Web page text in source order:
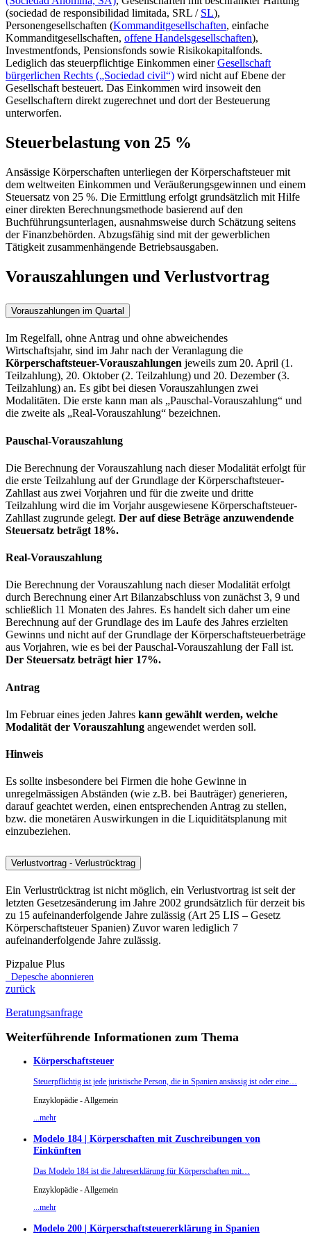
(sociedad de responsibilidad limitada, SRL / SL),
Personengesellschaften (Kommanditgesellschaften, einfache
Kommanditgesellschaften, offene Handelsgesellschaften),
Investmentfonds, Pensionsfonds sowie Risikokapitalfonds.
Lediglich das steuerpflichtige Einkommen einerGesellschaft
bürgerlichen Rechts („Sociedad civil“) wird nicht auf Ebene der
Gesellschaft besteuert. Das Einkommen wird insoweit den
Gesellschaftern direkt zugerechnet und dort der Besteuerung
unterworfen.
Steuerbelastung von 25 %
Ansässige Körperschaften unterliegen der Körperschaftsteuer mit
dem weltweiten Einkommen und Veräußerungsgewinnen und einem
Steuersatz von 25 %. Die Ermittlung erfolgt grundsätzlich mit Hilfe
einer direkten Berechnungsmethode basierend auf den
Buchführungsunterlagen, ausnahmsweise durch Schätzung seitens
der Finanzbehörden. Abzugsfähig sind mit der gewerblichen
Tätigkeit zusammenhängende Betriebsausgaben.
Vorauszahlungen und Verlustvortrag
Vorauszahlungen im Quartal
Im Regelfall, ohne Antrag und ohne abweichendes
Wirtschaftsjahr, sind im Jahr nach der Veranlagung die
Körperschaftsteuer-Vorauszahlungen jeweils zum 20. April (1.
Teilzahlung), 20. Oktober (2. Teilzahlung) und 20. Dezember (3.
Teilzahlung) an. Es gibt bei diesen Vorauszahlungen zwei
Modalitäten. Die erste kann man als „Pauschal-Vorauszahlung“ und
die zweite als „Real-Vorauszahlung“ bezeichnen.
Pauschal-Vorauszahlung
Die Berechnung der Vorauszahlung nach dieser Modalität erfolgt für
die erste Teilzahlung auf der Grundlage der Körperschaftsteuer-
Zahllast aus zwei Vorjahren und für die zweite und dritte
Teilzahlung wird die im Vorjahr ausgewiesene Körperschaftsteuer-
Zahllast zugrunde gelegt. Der auf diese Beträge anzuwendende
Steuersatz beträgt 18%.
Real-Vorauszahlung
Die Berechnung der Vorauszahlung nach dieser Modalität erfolgt
durch Berechnung einer Art Bilanzabschluss von zunächst 3, 9 und
schließlich 11 Monaten des Jahres. Es handelt sich daher um eine
Berechnung auf der Grundlage des im Laufe des Jahres erzielten
Gewinns und nicht auf der Grundlage der Körperschaftsteuerbeträge
aus Vorjahren, wie es bei der Pauschal-Vorauszahlung der Fall ist.
Der Steuersatz beträgt hier 17%.
Antrag
Im Februar eines jeden Jahres kann gewählt werden, welche
Modalität der Vorauszahlung angewendet werden soll.
Hinweis
Es sollte insbesondere bei Firmen die hohe Gewinne in
unregelmässigen Abständen (wie z.B. bei Bauträger) generieren,
darauf geachtet werden, einen entsprechenden Antrag zu stellen,
bzw. die monetären Auswirkungen in die Liquiditätsplanung mit
einzubeziehen.
Verlustvortrag - Verlustrücktrag
Ein Verlustrücktrag ist nicht möglich, ein Verlustvortrag ist seit der
letzten Gesetzesänderung im Jahre 2002 grundsätzlich für derzeit bis
zu 15 aufeinanderfolgende Jahre zulässig (Art 25 LIS – Gesetz
Körperschaftsteuer Spanien) Zuvor waren lediglich 7
aufeinanderfolgende Jahre zulässig.
Pizpalue Plus
Depesche abonnieren
zurück
Beratungsanfrage
Weiterführende Informationen zum Thema
Körperschaftsteuer
Steuerpflichtig ist jede juristische Person, die in Spanien ansässig ist oder eine…
Enzyklopädie - Allgemein
...mehr
Modelo 184 | Körperschaften mit Zuschreibungen von
Einkünften
Das Modelo 184 ist die Jahreserklärung für Körperschaften mit…
Enzyklopädie - Allgemein
...mehr
Modelo 200 | Körperschaftsteuererklärung in Spanien